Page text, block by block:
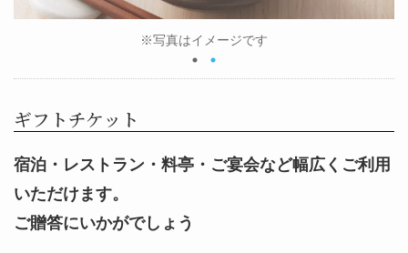
※写真はイメージです
ギフトチケット
宿泊・レストラン・料亭・ご宴会など幅広くご利用
いただけます。
ご贈答にいかがでしょう